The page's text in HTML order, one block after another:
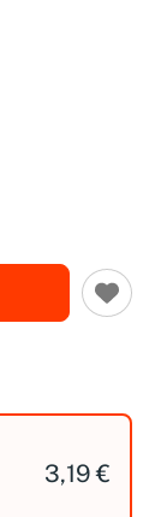
3,19 €